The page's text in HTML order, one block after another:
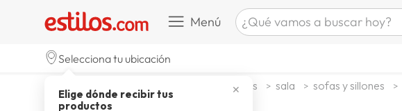
Menú ¿Qué vamos a buscar hoy?
zapatillas mujer
Selecciona tu ubicación
✕
Elige dónde recibir tus
productos
muebles sala sofas y sillones